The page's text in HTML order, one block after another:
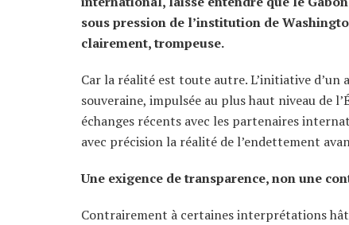
sous pression de l’institution de
clairement, trompeuse.
Car la réalité est toute autre. L’initiative d’un
souveraine, impulsée au plus haut niveau de
échanges récents avec les partenaires
avec précision la réalité de l’endettement
Une exigence de transparence, non une
Contrairement à certaines interprétations